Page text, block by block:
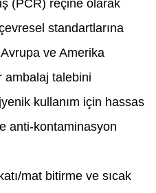
(PCR) reçine olarak
standartlarına
ve Amerika
ambalaj talebini
kullanım için hassas
anti-kontaminasyon
mat bitirme ve sıcak